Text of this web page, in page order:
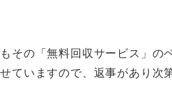
その「無料回収サービス」の
ていますので、返事があり次